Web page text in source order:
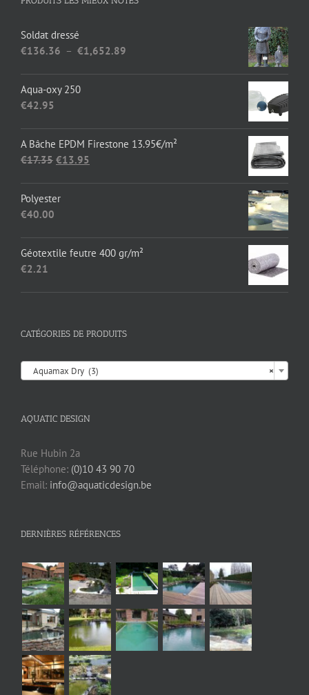
Soldat dressé
€136.36 – €1,652.89
€1,652.89
Aqua-oxy 250
€42.95
A Bâche EPDM Firestone 13.95€/m²
€17.35 Le
était :
€13.95
Polyester
€40.00
Géotextile feutre 400 gr/m²
€2.21
CATÉGORIES DE PRODUITS
×
Aquamax Dry (3)
AQUATIC DESIGN
Rue Hubin 2a
Téléphone: (0)10 43 90 70
Email: info@aquaticdesign.be
DERNIÈRES RÉFÉRENCES